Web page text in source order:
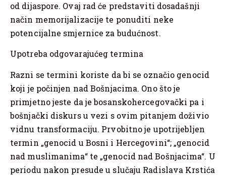
od dijaspore. Ovaj rad će predstaviti dosadašnji
način memorijalizacije te ponuditi neke
potencijalne smjernice za budućnost.
Upotreba odgovarajućeg termina
Razni se termini koriste da bi se označio genocid
koji je počinjen nad Bošnjacima. Ono što je
primjetno jeste da je bosanskohercegovački pa i
bošnjački diskurs u vezi s ovim pitanjem doživio
vidnu transformaciju. Prvobitno je upotrijebljen
termin „genocid u Bosni i Hercegovini“; „genocid
nad muslimanima“ te „genocid nad Bošnjacima“. U
periodu nakon presude u slučaju Radislava Krstića